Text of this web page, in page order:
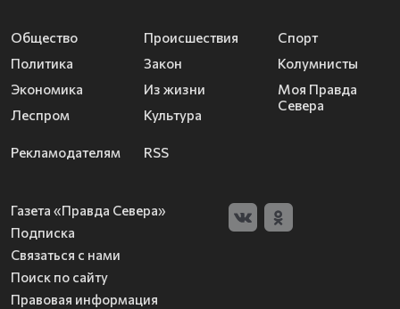
Общество
Политика
Экономика
Леспром
Происшествия
Закон
Из жизни
Культура
Спорт
Колумнисты
Моя Правда
Севера
Рекламодателям RSS
Газета «Правда Севера»
Подписка
Связаться с нами
Поиск по сайту
Правовая информация